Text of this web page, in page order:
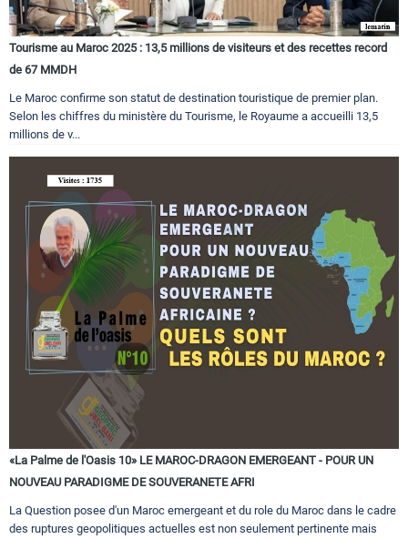
Tourisme au Maroc 2025 : 13,5 millions de visiteurs et des recettes record
de 67 MMDH
Le Maroc confirme son statut de destination touristique de premier plan.
Selon les chiffres du ministère du Tourisme, le Royaume a accueilli 13,5
millions de v...
«La Palme de l'Oasis 10» LE MAROC-DRAGON EMERGEANT - POUR UN
NOUVEAU PARADIGME DE SOUVERANETE AFRI
La Question posee d'un Maroc emergeant et du role du Maroc dans le cadre
des ruptures geopolitiques actuelles est non seulement pertinente mais